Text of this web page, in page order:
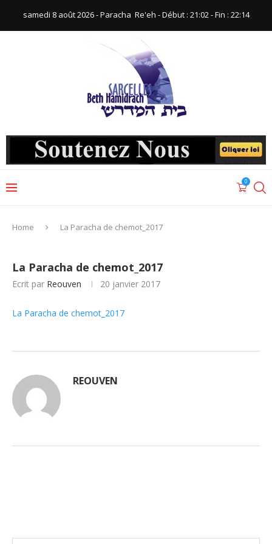
samedi 8 août 2026 - Paracha ‪ Re'eh‬ - Début : 21:02‬ - Fin : ‪22:14‬
0
Home La Paracha de chemot_2017
La Paracha de chemot_2017
Ecrit par Reouven 20 janvier 2017
La Paracha de chemot_2017
REOUVEN